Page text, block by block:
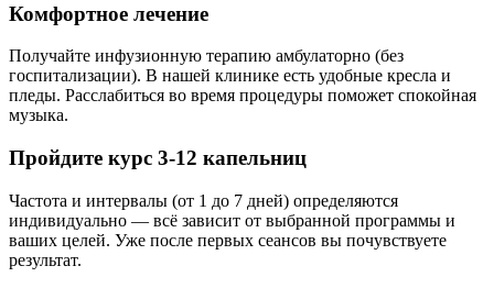
Комфортное лечение
Получайте инфузионную терапию амбулаторно (без
госпитализации). В нашей клинике есть удобные кресла и
пледы. Расслабиться во время процедуры поможет спокойная
музыка.
Пройдите курс 3-12 капельниц
Частота и интервалы (от 1 до 7 дней) определяются
индивидуально — всё зависит от выбранной программы и
ваших целей. Уже после первых сеансов вы почувствуете
результат.